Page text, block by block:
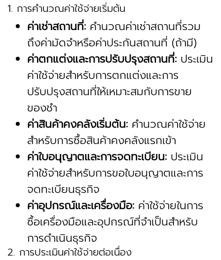
1. การคำนวณค่าใช้จ่ายเริ่มต้น
ค่าเช่าสถานที่: คำนวณค่าเช่าสถานที่รวม
ถึงค่ามัดจำหรือค่าประกันสถานที่ (ถ้ามี)
ค่าตกแต่งและการปรับปรุงสถานที่: ประเมิน
ค่าใช้จ่ายสำหรับการตกแต่งและการ
ปรับปรุงสถานที่ให้เหมาะสมกับการขาย
ของชำ
ค่าสินค้าคงคลังเริ่มต้น: คำนวณค่าใช้จ่าย
สำหรับการซื้อสินค้าคงคลังแรกเข้า
ค่าใบอนุญาตและการจดทะเบียน: ประเมิน
ค่าใช้จ่ายสำหรับการขอใบอนุญาตและการ
จดทะเบียนธุรกิจ
ค่าอุปกรณ์และเครื่องมือ: ค่าใช้จ่ายในการ
ซื้อเครื่องมือและอุปกรณ์ที่จำเป็นสำหรับ
การดำเนินธุรกิจ
2. การประเมินค่าใช้จ่ายต่อเนื่อง